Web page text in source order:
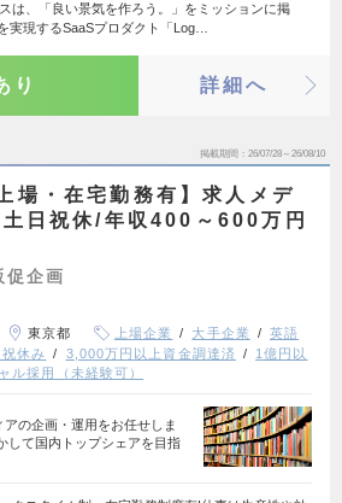
は、「良い景気を作ろう。」をミッションに掲
実現するSaaSプロダクト「Log…
り 詳細へ
掲載期間 26/07/28～26/08/10
場・在宅勤務有】求人メデ
日祝休/年収400～600万円
促企画
東京都 上場企業 大手企業
英語
祝休み 3,000万円以上資金調達済
1億円以
ル採用（未経験可）
の企画・運用をお任せしま
して国内トップシェアを目指